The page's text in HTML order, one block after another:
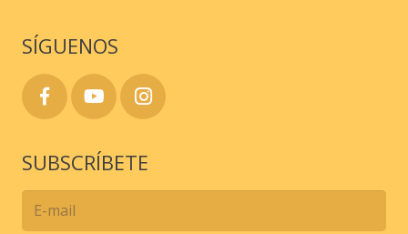
SÍGUENOS
SUBSCRÍBETE